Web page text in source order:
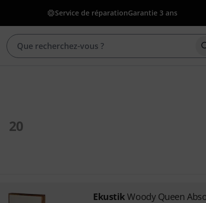
Service de réparationGarantie 3 ans
20
EkustikWoody Queen